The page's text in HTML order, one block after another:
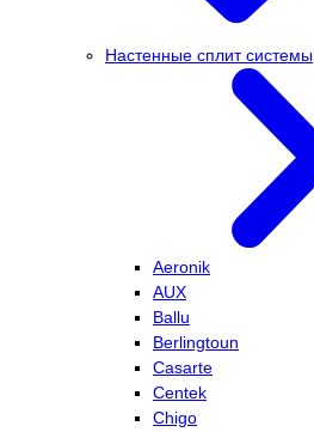
Настенные сплит системы
Aeronik
AUX
Ballu
Berlingtoun
Casarte
Centek
Chigo